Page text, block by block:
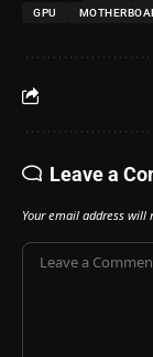
GPU
Leave a
Your email address will